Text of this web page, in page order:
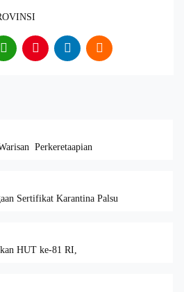
Perkeretaapian
Sertifikat Karantina Palsu
HUT ke-81 RI,